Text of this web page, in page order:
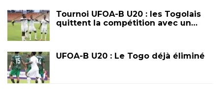
Tournoi UFOA-B U20 : les Togolais
quittent la compétition avec un…
UFOA-B U20 : Le Togo déjà éliminé